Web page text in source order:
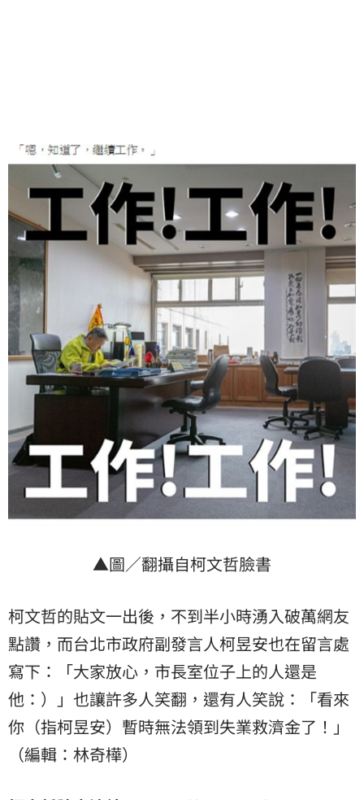
▲圖／翻攝自柯文哲臉書
柯文哲的貼文一出後，不到半小時湧入破萬網友
點讚，而台北市政府副發言人柯昱安也在留言處
寫下：「大家放心，市長室位子上的人還是
他：）」也讓許多人笑翻，還有人笑說：「看來
你（指柯昱安）暫時無法領到失業救濟金了！」
（編輯：林奇樺）